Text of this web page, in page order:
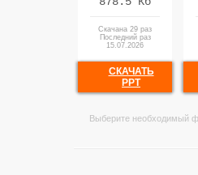
Скачана 29 раз
Последний раз
15.07.2026
СКАЧАТЬ
PPT
Выберите необходимый